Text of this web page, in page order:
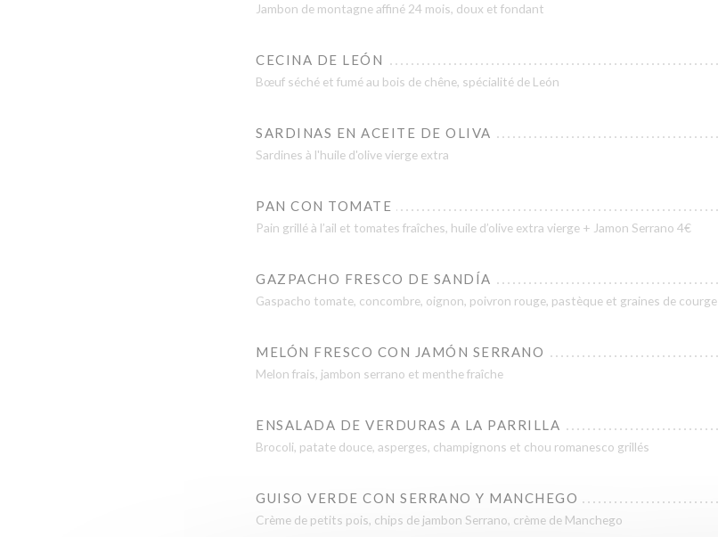
Jambon de montagne affiné 24 mois, doux et fondant
CECINA DE LEÓN
Bœuf séché et fumé au bois de chêne, spécialité de León
SARDINAS EN ACEITE DE OLIVA
Sardines à l'huile d'olive vierge extra
PAN CON TOMATE
Pain grillé à l’ail et tomates fraîches, huile d’olive extra vierge + Jamon Serrano 4€
GAZPACHO FRESCO DE SANDÍA
Gaspacho tomate, concombre, oignon, poivron rouge, pastèque et graines de courge
MELÓN FRESCO CON JAMÓN SERRANO
Melon frais, jambon serrano et menthe fraîche
ENSALADA DE VERDURAS A LA PARRILLA
Brocoli, patate douce, asperges, champignons et chou romanesco grillés
GUISO VERDE CON SERRANO Y MANCHEGO
Crème de petits pois, chips de jambon Serrano, crème de Manchego